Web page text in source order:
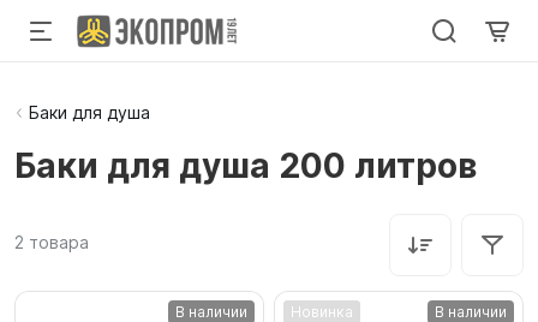
Баки для душа
Баки для душа 200 литров
2 товара
В наличии Новинка В наличии